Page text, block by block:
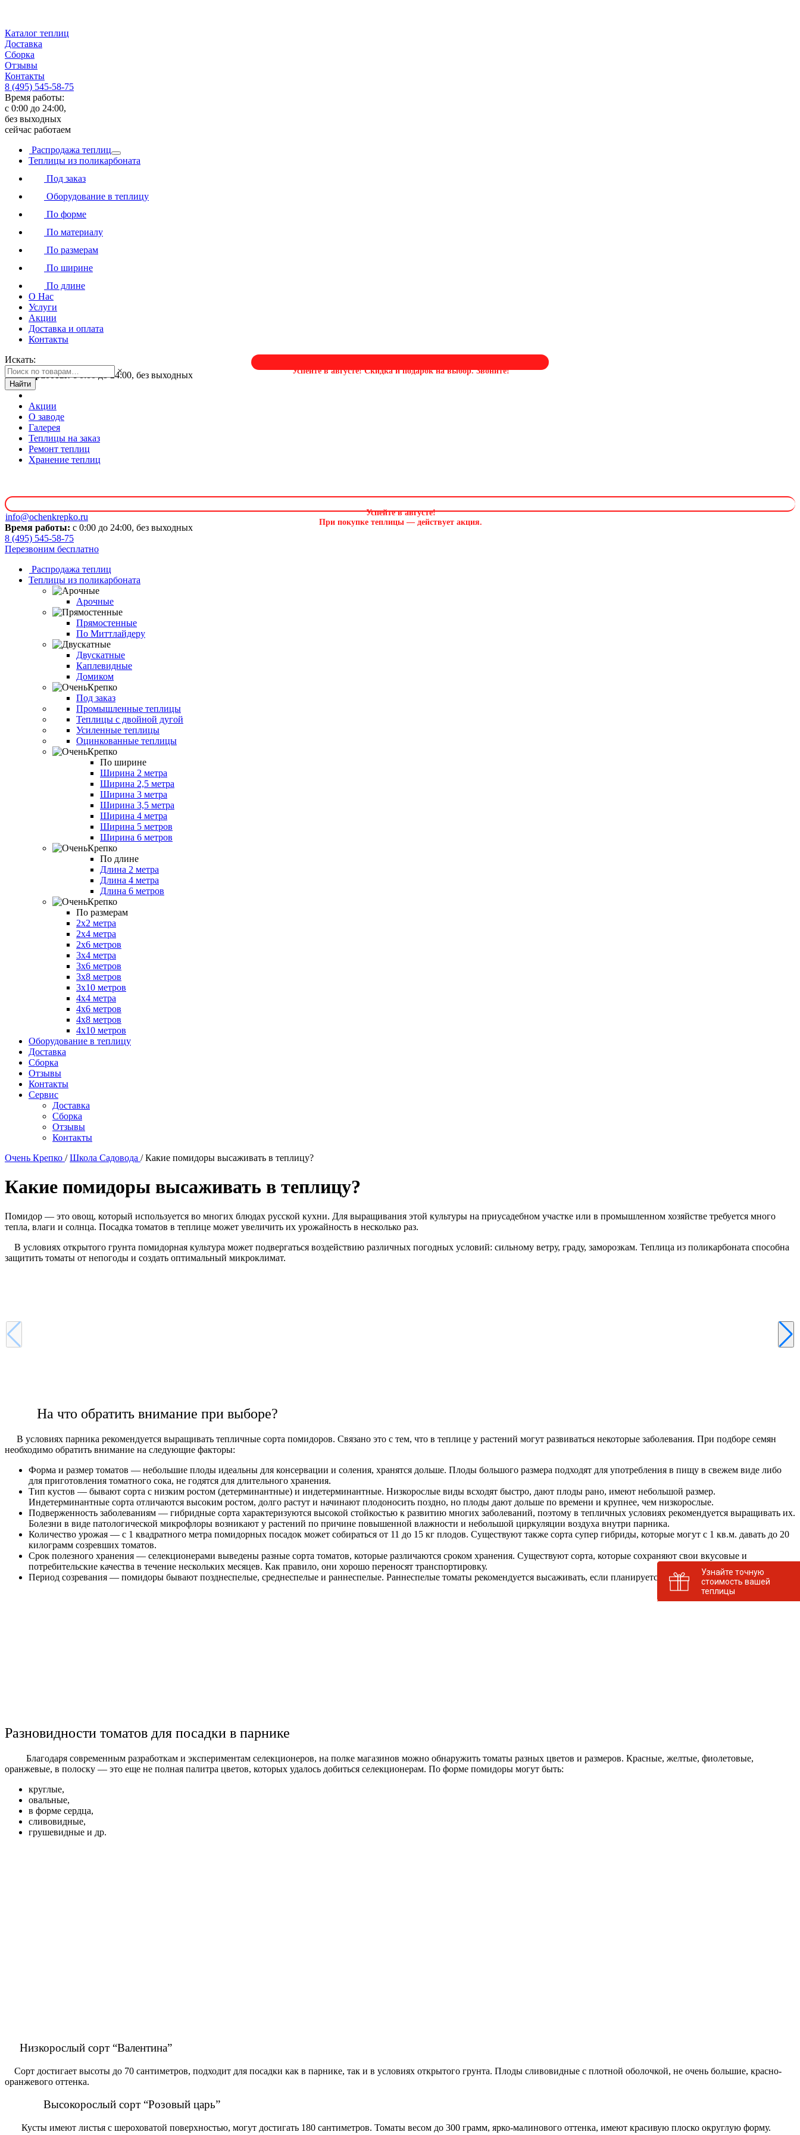
Каталог теплиц
Доставка
Сборка
Отзывы
Контакты
8 (495) 545-58-75
Время работы:
с 0:00 до 24:00,
без выходных
сейчас работаем
Распродажа теплиц
Теплицы из поликарбоната
Под заказ
Оборудование в теплицу
По форме
По материалу
По размерам
По ширине
По длине
О Нас
Услуги
Акции
Доставка и оплата
Контакты
Искать:
×
Найти
Успейте в августе! Скидка и подарок на выбор. Звоните!
Время работы:с 0:00 до 24:00, без выходных
Акции
О заводе
Галерея
Теплицы на заказ
Ремонт теплиц
Хранение теплиц
Успейте в августе!
При покупке теплицы — действует акция.
info@ochenkrepko.ru
Время работы: с 0:00 до 24:00, без выходных
8 (495) 545-58-75
Перезвоним бесплатно
Распродажа теплиц
Теплицы из поликарбоната
Арочные
Прямостенные
По Миттлайдеру
Двускатные
Каплевидные
Домиком
Под заказ
Промышленные теплицы
Теплицы с двойной дугой
Усиленные теплицы
Оцинкованные теплицы
По ширине
Ширина 2 метра
Ширина 2,5 метра
Ширина 3 метра
Ширина 3,5 метра
Ширина 4 метра
Ширина 5 метров
Ширина 6 метров
По длине
Длина 2 метра
Длина 4 метра
Длина 6 метров
По размерам
2х2 метра
2х4 метра
2х6 метров
3х4 метра
3х6 метров
3х8 метров
3х10 метров
4х4 метра
4х6 метров
4х8 метров
4х10 метров
Оборудование в теплицу
Доставка
Сборка
Отзывы
Контакты
Сервис
Доставка
Сборка
Отзывы
Контакты
Очень Крепко /Школа Садовода /Какие помидоры высаживать в теплицу?
Какие помидоры высаживать в теплицу?
Помидор — это овощ, который используется во многих блюдах русской кухни. Для выращивания этой культуры на приусадебном участке или в промышленном хозяйстве требуется много
тепла, влаги и солнца. Посадка томатов в теплице может увеличить их урожайность в несколько раз.
В условиях открытого грунта помидорная культура может подвергаться воздействию различных погодных условий: сильному ветру, граду, заморозкам. Теплица из поликарбоната способна
защитить томаты от непогоды и создать оптимальный микроклимат.
На что обратить внимание при выборе?
В условиях парника рекомендуется выращивать тепличные сорта помидоров. Связано это с тем, что в теплице у растений могут развиваться некоторые заболевания. При подборе семян
необходимо обратить внимание на следующие факторы:
Форма и размер томатов — небольшие плоды идеальны для консервации и соления, хранятся дольше. Плоды большого размера подходят для употребления в пищу в свежем виде либо
для приготовления томатного сока, не годятся для длительного хранения.
Тип кустов — бывают сорта с низким ростом (детерминантные) и индетерминантные. Низкорослые виды всходят быстро, дают плоды рано, имеют небольшой размер.
Индетерминантные сорта отличаются высоким ростом, долго растут и начинают плодоносить поздно, но плоды дают дольше по времени и крупнее, чем низкорослые.
Подверженность заболеваниям — гибридные сорта характеризуются высокой стойкостью к развитию многих заболеваний, поэтому в тепличных условиях рекомендуется выращивать их.
Болезни в виде патологической микрофлоры возникают у растений по причине повышенной влажности и небольшой циркуляции воздуха внутри парника.
Количество урожая — с 1 квадратного метра помидорных посадок может собираться от 11 до 15 кг плодов. Существуют также сорта супер гибриды, которые могут с 1 кв.м. давать до 20
килограмм созревших томатов.
Срок полезного хранения — селекционерами выведены разные сорта томатов, которые различаются сроком хранения. Существуют сорта, которые сохраняют свои вкусовые и
потребительские качества в течение нескольких месяцев. Как правило, они хорошо переносят транспортировку.
Период созревания — помидоры бывают позднеспелые, среднеспелые и раннеспелые. Раннеспелые томаты рекомендуется высаживать, если планируется собрать за сезон не 1 урожай.
Разновидности томатов для посадки в парнике
Благодаря современным разработкам и экспериментам селекционеров, на полке магазинов можно обнаружить томаты разных цветов и размеров. Красные, желтые, фиолетовые,
оранжевые, в полоску — это еще не полная палитра цветов, которых удалось добиться селекционерам. По форме помидоры могут быть:
круглые,
овальные,
в форме сердца,
сливовидные,
грушевидные и др.
Низкорослый сорт “Валентина”
Сорт достигает высоты до 70 сантиметров, подходит для посадки как в парнике, так и в условиях открытого грунта. Плоды сливовидные с плотной оболочкой, не очень большие, красно-
оранжевого оттенка.
Высокорослый сорт “Розовый царь”
Кусты имеют листья с шероховатой поверхностью, могут достигать 180 сантиметров. Томаты весом до 300 грамм, ярко-малинового оттенка, имеют красивую плоско округлую форму.
Узнайте точную
стоимость вашей
теплицы